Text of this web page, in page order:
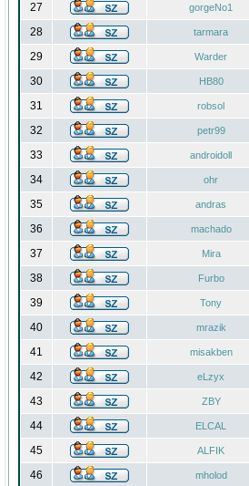
27 gorgeNo1
28 tarmara
29 Warder
30 HB80
31 robsol
32 petr99
33 androidoll
34 ohr
35 andras
36 machado
37 Mira
38 Furbo
39 Tony
40 mrazik
41 misakben
42 eLzyx
43 ZBY
44 ELCAL
45 ALFIK
46 mholod